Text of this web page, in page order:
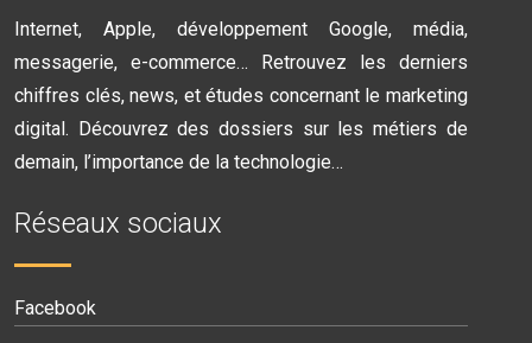
Internet, Apple, développement Google, média,
messagerie, e-commerce… Retrouvez les derniers
chiffres clés, news, et études concernant le marketing
digital. Découvrez des dossiers sur les métiers de
demain, l’importance de la technologie…
Réseaux sociaux
Facebook